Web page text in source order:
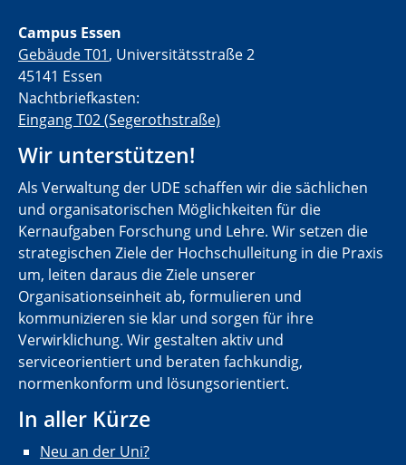
Campus Essen
Gebäude T01, Universitätsstraße 2
45141 Essen
Nachtbriefkasten:
Eingang T02 (Segerothstraße)
Wir unterstützen!
Als Verwaltung der UDE schaffen wir die sächlichen
und organisatorischen Möglichkeiten für die
Kernaufgaben Forschung und Lehre. Wir setzen die
strategischen Ziele der Hochschulleitung in die Praxis
um, leiten daraus die Ziele unserer
Organisationseinheit ab, formulieren und
kommunizieren sie klar und sorgen für ihre
Verwirklichung. Wir gestalten aktiv und
serviceorientiert und beraten fachkundig,
normenkonform und lösungsorientiert.
In aller Kürze
Neu an der Uni?